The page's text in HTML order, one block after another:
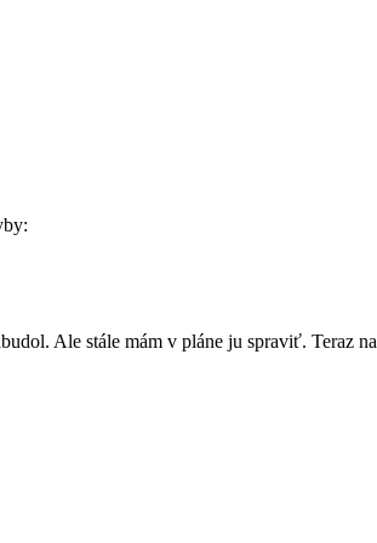
Ale stále mám v pláne ju spraviť. Teraz